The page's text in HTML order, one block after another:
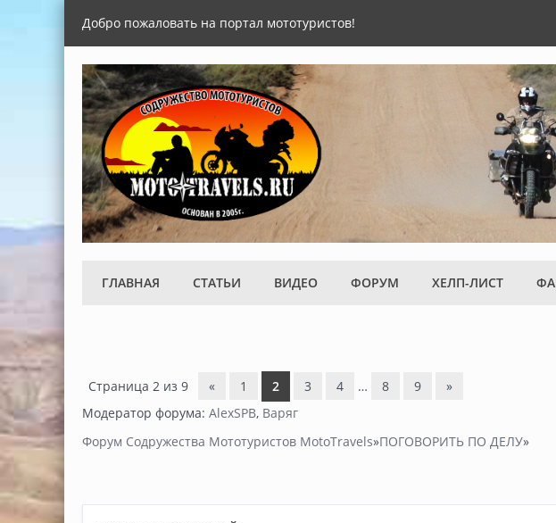
Добро пожаловать на портал мототуристов!
ГЛАВНАЯ СТАТЬИ ВИДЕО ФОРУМ ХЕЛП-ЛИСТ
Страница 2 из 9 « 1 2 3 4 … 8 9
»
Модератор форума: AlexSPB, Варяг
Форум Содружества Мототуристов MotoTravels»ПОГОВОРИТЬ ПО ДЕЛУ»